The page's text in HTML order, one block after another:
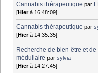
Cannabis thérapeutique par
[Hierà 16:48:09]
Cannabis thérapeutique par
[Hierà 14:35:35]
Recherche de bien-être et
médullaire parsylvia
[Hierà 14:27:45]